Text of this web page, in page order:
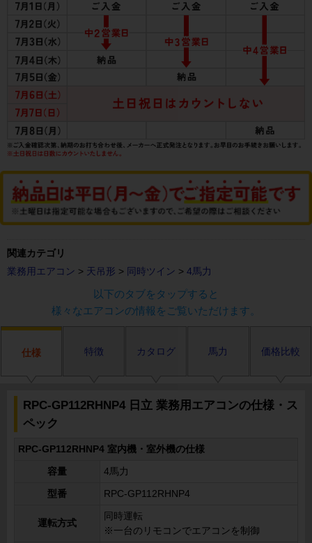
関連カテゴリ
業務用エアコン > 天吊形 > 同時ツイン > 4馬力
以下のタブをタップすると
様々なエアコンの情報をご覧いただけます。
仕様 特徴 カタログ 馬力 価格比較
RPC-GP112RHNP4 日立 業務用エアコンの仕様・ス
ペック
RPC-GP112RHNP4 室内機・室外機の仕様
容量 4馬力
型番 RPC-GP112RHNP4
運転方式
同時運転
※一台のリモコンでエアコンを制御